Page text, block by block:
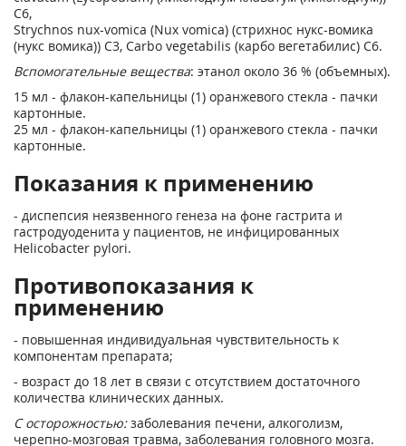
C6,
Stryсhnos nux-vomiсa (Nux vomiсa) (стрихнос нукс-вомика
(нукс вомика)) C3, Carbo vegetabilis (карбо вегетабилис) C6.
Вспомогательные вещества: этанол около 36 % (объемных).
15 мл - флакон-капельницы (1) оранжевого стекла - пачки
картонные.
25 мл - флакон-капельницы (1) оранжевого стекла - пачки
картонные.
Показания к применению
- диспепсия неязвенного генеза на фоне гастрита и
гастродуоденита у пациентов, не инфицированных
Helicobacter pylori.
Противопоказания к
применению
- повышенная индивидуальная чувствительность к
компонентам препарата;
- возраст до 18 лет в связи с отсутствием достаточного
количества клинических данных.
С осторожностью:заболевания печени, алкоголизм,
черепно-мозговая травма, заболевания головного мозга.